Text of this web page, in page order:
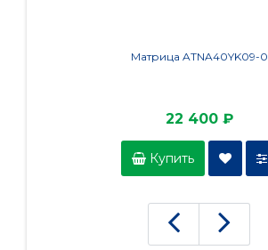
Матрица ATNA40YK09-0
22 400 ₽
Купить